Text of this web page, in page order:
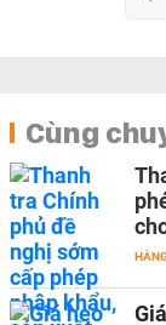
Cùng